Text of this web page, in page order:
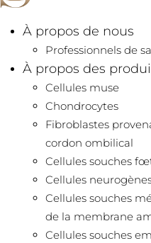
À propos de nous
Professionnels de
À propos des
Cellules muse
Chondrocytes
Fibroblastes
cordon ombilical
Cellules souches
Cellules
Cellules souches
de la membrane
Cellules souches